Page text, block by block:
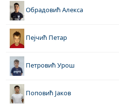
Обрадовић Алекса
Пејчић Петар
Петровић Урош
Поповић Јаков